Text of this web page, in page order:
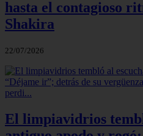
hasta el contagioso
Shakira
22/07/2026
El limpiavidrios